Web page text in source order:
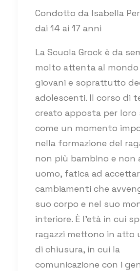
Condotto da Isabella
dai 14 ai 17 anni
La Scuola Grock è da
molto attenta al mondo
giovani e soprattutto
adolescenti. Il corso di
creato apposta per loro
come un momento
nella formazione del
non più bambino e non
uomo, fatica ad
cambiamenti che
suo corpo e nel suo
interiore. È l’età in cui
ragazzi mettono in atto
di chiusura, in cui la
comunicazione con i